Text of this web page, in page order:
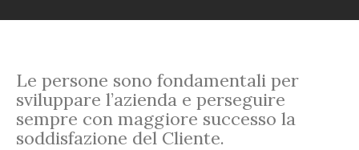
Le persone sono fondamentali per
sviluppare l’azienda e perseguire
sempre con maggiore successo la
soddisfazione del Cliente.